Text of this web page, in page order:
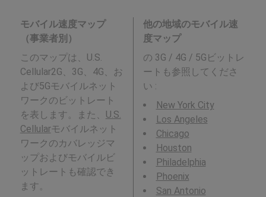
モバイル速度マップ
（事業者別）
このマップは、U.S.
Cellular2G、3G、4G、お
よび5Gモバイルネット
ワークのビットレート
を表します。また、 U.S.
Cellularモバイルネット
ワークのカバレッジマ
ップおよびモバイルビ
ットレートも確認でき
ます。
他の地域のモバイル速
度マップ
の 3G / 4G / 5Gビットレ
ートも参照してくださ
い :
New York City
Los Angeles
Chicago
Houston
Philadelphia
Phoenix
San Antonio